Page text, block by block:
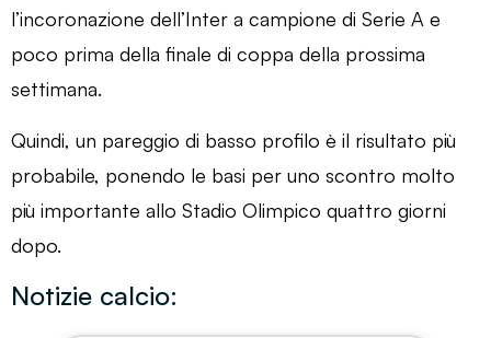
l’incoronazione dell’Inter a campione di Serie A e
poco prima della finale di coppa della prossima
settimana.
Quindi, un pareggio di basso profilo è il risultato più
probabile, ponendo le basi per uno scontro molto
più importante allo Stadio Olimpico quattro giorni
dopo.
Notizie calcio: